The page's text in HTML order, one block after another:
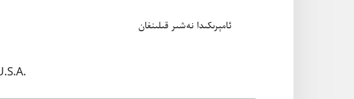
ئامېرىكىدا نە‌شىر قىلىنغان